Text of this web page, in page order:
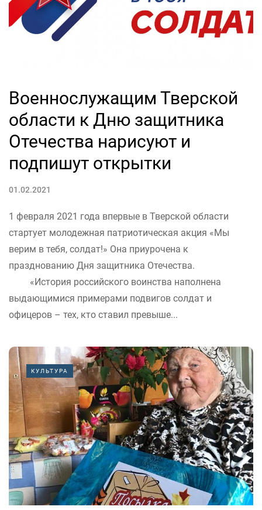
Военнослужащим Тверской
области к Дню защитника
Отечества нарисуют и
подпишут открытки
01.02.2021
1 февраля 2021 года впервые в Тверской области
стартует молодежная патриотическая акция «Мы
верим в тебя, солдат!» Она приурочена к
празднованию Дня защитника Отечества.
«История российского воинства наполнена
выдающимися примерами подвигов солдат и
офицеров – тех, кто ставил превыше...
КУЛЬТУРА